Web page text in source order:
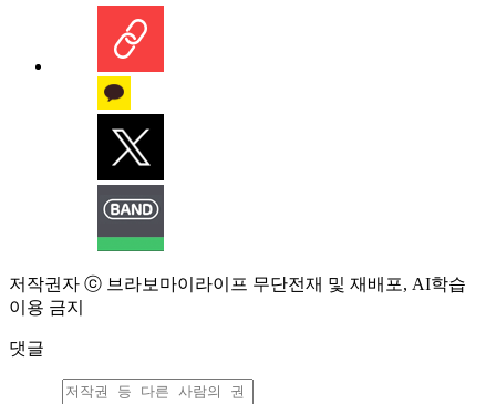
저작권자 ⓒ 브라보마이라이프 무단전재 및 재배포, AI학습
이용 금지
댓글